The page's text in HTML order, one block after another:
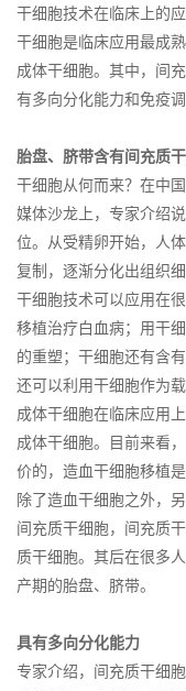
干细胞技术在临床上的
干细胞是临床应用最成
成体干细胞。其中，间
有多向分化能力和免疫
胎盘、脐带含有间充质
干细胞从何而来？在中
媒体沙龙上，专家介绍
位。从受精卵开始，人
复制，逐渐分化出组织
干细胞技术可以应用在
移植治疗白血病；用干
的重塑；干细胞还有含
还可以利用干细胞作为
成体干细胞在临床应用
成体干细胞。目前来看
价的，造血干细胞移植是
除了造血干细胞之外，
间充质干细胞，间充质
质干细胞。其后在很多
产期的胎盘、脐带。
具有多向分化能力
专家介绍，间充质干细